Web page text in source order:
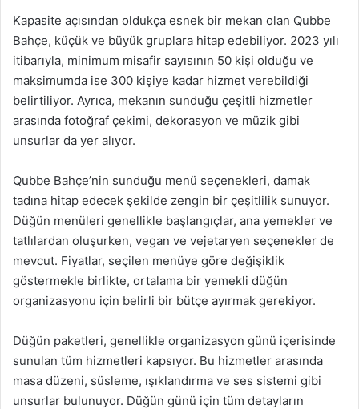
Kapasite açısından oldukça esnek bir mekan olan Qubbe
Bahçe, küçük ve büyük gruplara hitap edebiliyor. 2023 yılı
itibarıyla, minimum misafir sayısının 50 kişi olduğu ve
maksimumda ise 300 kişiye kadar hizmet verebildiği
belirtiliyor. Ayrıca, mekanın sunduğu çeşitli hizmetler
arasında fotoğraf çekimi, dekorasyon ve müzik gibi
unsurlar da yer alıyor.
Qubbe Bahçe’nin sunduğu menü seçenekleri, damak
tadına hitap edecek şekilde zengin bir çeşitlilik sunuyor.
Düğün menüleri genellikle başlangıçlar, ana yemekler ve
tatlılardan oluşurken, vegan ve vejetaryen seçenekler de
mevcut. Fiyatlar, seçilen menüye göre değişiklik
göstermekle birlikte, ortalama bir yemekli düğün
organizasyonu için belirli bir bütçe ayırmak gerekiyor.
Düğün paketleri, genellikle organizasyon günü içerisinde
sunulan tüm hizmetleri kapsıyor. Bu hizmetler arasında
masa düzeni, süsleme, ışıklandırma ve ses sistemi gibi
unsurlar bulunuyor. Düğün günü için tüm detayların